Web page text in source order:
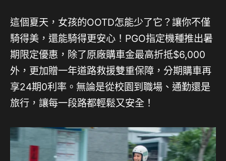
這個夏天，女孩的OOTD怎能少了它？讓你不僅
騎得美，還能騎得更安心！PGO指定機種推出暑
期限定優惠，除了原廠購車金最高折抵$6,000
外，更加贈一年道路救援雙重保障，分期購車再
享24期0利率。無論是從校園到職場、通勤還是
旅行，讓每一段路都輕鬆又安全！